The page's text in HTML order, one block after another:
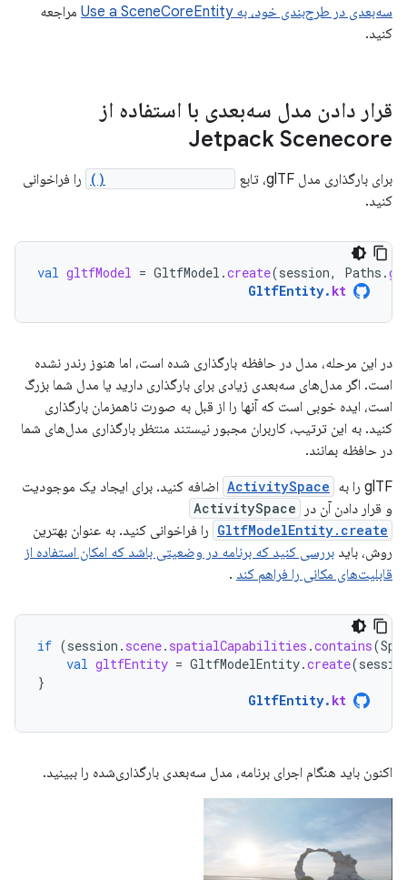
سه‌بعدی در طرح‌بندی خود، به Use a SceneCoreEntity
مراجعه
کنید.
قرار دادن مدل سه‌بعدی با استفاده از
Jetpack Scenecore
برای بارگذاری مدل glTF، تابع
را فراخوانی
کنید.
val gltfModel = GltfModel .create(session, Paths .
GltfEntity. kt
در این مرحله، مدل در حافظه بارگذاری شده است، اما هنوز رندر نشده
است. اگر مدل‌های سه‌بعدی زیادی برای بارگذاری دارید یا مدل شما بزرگ
است، ایده خوبی است که آنها را از قبل به صورت ناهمزمان بارگذاری
کنید. به این ترتیب، کاربران مجبور نیستند منتظر بارگذاری مدل‌های شما
در حافظه بمانند.
glTF را به
ActivitySpace اضافه کنید. برای ایجاد یک موجودیت
و قرار دادن آن در
ActivitySpace
GltfModelEntity.create را فراخوانی کنید. به عنوان بهترین
روش، باید بررسی کنید که برنامه در وضعیتی باشد که امکان استفاده از
قابلیت‌های مکانی را فراهم کند .
if (session . scene. spatialCapabilities .contains(
val gltfEntity = GltfModelEntity.create(
}
GltfEntity. kt
اکنون باید هنگام اجرای برنامه، مدل سه‌بعدی بارگذاری‌شده را ببینید.